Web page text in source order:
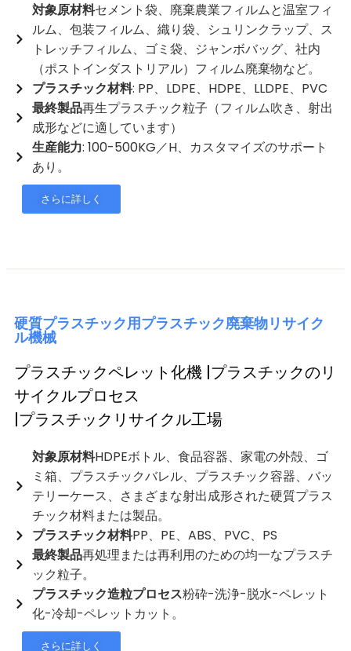
対象原材料セメント袋、廃棄農業フィルムと温室フィ
ルム、包装フィルム、織り袋、シュリンクラップ、ス
トレッチフィルム、ゴミ袋、ジャンボバッグ、社内
（ポストインダストリアル）フィルム廃棄物など。
プラスチック材料: PP、LDPE、HDPE、LLDPE、PVC
最終製品再生プラスチック粒子（フィルム吹き、射出
成形などに適しています）
生産能力: 100-500KG／H、カスタマイズのサポート
あり。
さらに詳しく
硬質プラスチック用プラスチック廃棄物リサイク
ル機械
プラスチックペレット化機 |プラスチックのリ
サイクルプロセス
|プラスチックリサイクル工場
対象原材料HDPEボトル、食品容器、家電の外殻、ゴ
ミ箱、プラスチックバレル、プラスチック容器、バッ
テリーケース、さまざまな射出成形された硬質プラス
チック材料または製品。
プラスチック材料PP、PE、ABS、PVC、PS
最終製品再処理または再利用のための均一なプラスチ
ック粒子。
プラスチック造粒プロセス粉砕-洗浄-脱水-ペレット
化-冷却-ペレットカット。
さらに詳しく